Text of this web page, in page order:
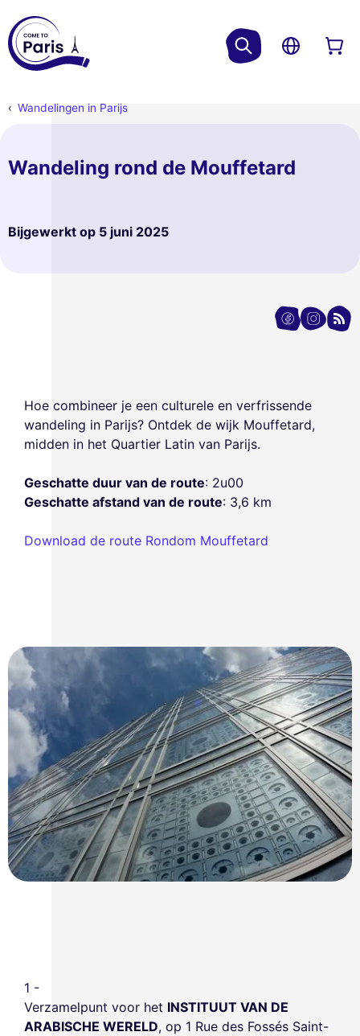
Wandelingen in Parijs
Wandeling rond de Mouffetard
Bijgewerkt op 5 juni 2025
Hoe combineer je een culturele en verfrissende
wandeling in Parijs? Ontdek de wijk Mouffetard,
midden in het Quartier Latin van Parijs.
Geschatte duur van de route: 2u00
Geschatte afstand van de route: 3,6 km
Download de route Rondom Mouffetard
1 -
Verzamelpunt voor het INSTITUUT VAN DE
ARABISCHE WERELD, op 1 Rue des Fossés Saint-